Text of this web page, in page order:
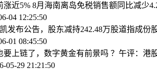
涨近5% 8月海南离岛免税销售额同比减少
04 12:25:50
发布公告，股东减持242.48万股道指成份
01 08:45:50
上链了，数字黄金有前景吗 ？ 午评：港
05-29 21:21:50